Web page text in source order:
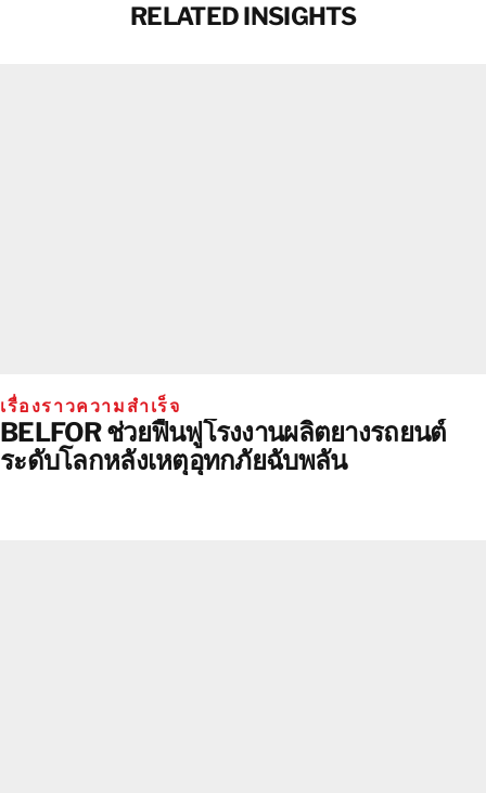
RELATED INSIGHTS
เรื่องราวความสําเร็จ
BELFOR ช่วยฟื้นฟูโรงงานผลิตยางรถยนต์
ระดับโลกหลังเหตุอุทกภัยฉับพลัน